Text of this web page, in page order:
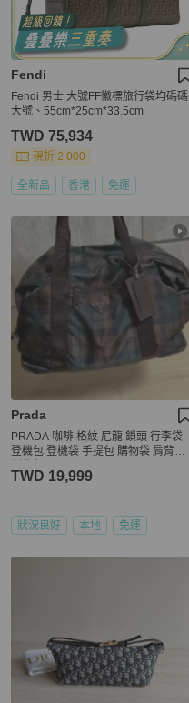
Fendi
Fendi 男士 大號FF徽標旅行袋均碼碼
大號、55cm*25cm*33.5cm
TWD 75,934
現折 2,000
全新品 香港 免運
Prada
PRADA 咖啡 格紋 尼龍 鎖頭 行李袋
登機包 登機袋 手提包 購物袋 肩背包
TWD 19,999
狀況良好 本地 免運